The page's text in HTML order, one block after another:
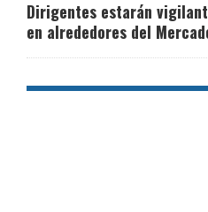
Dirigentes estarán
en alrededores del